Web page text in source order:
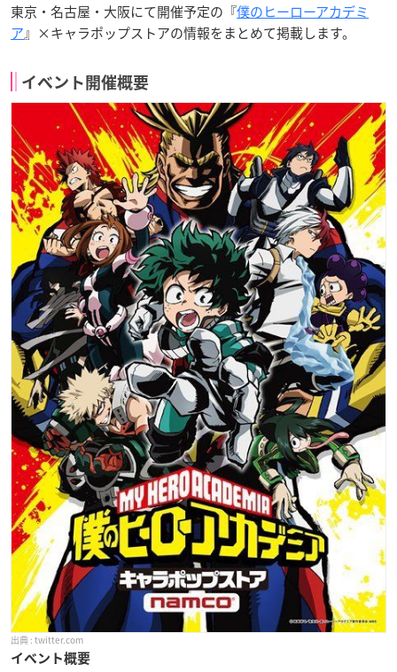
東京・名古屋・大阪にて開催予定の『僕のヒーローアカデミ
ア』×キャラポップストアの情報をまとめて掲載します。
イベント開催概要
twitter.com
イベント概要